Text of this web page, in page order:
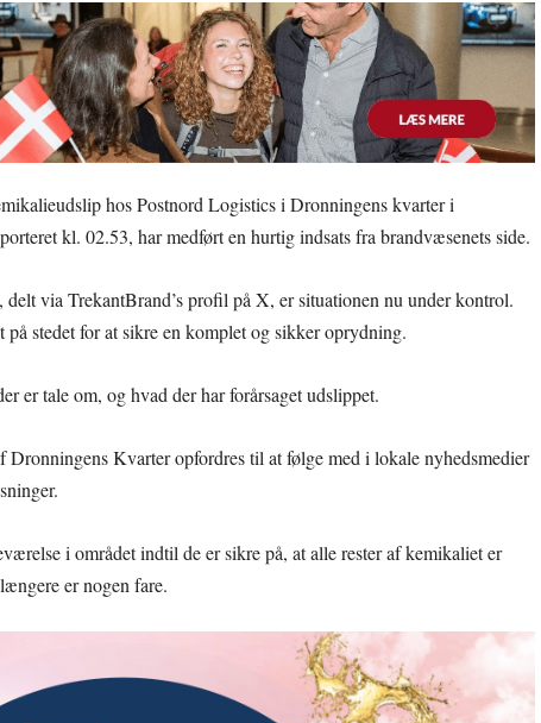
hos Postnord Logistics i Dronningens kvarter i
kl. 02.53, har medført en hurtig indsats fra brandvæsenets side.
via TrekantBrand’s profil på X, er situationen nu under kontrol.
stedet for at sikre en komplet og sikker oprydning.
er tale om, og hvad der har forårsaget udslippet.
Kvarter opfordres til at følge med i lokale nyhedsmedier
i området indtil de er sikre på, at alle rester af kemikaliet er
er nogen fare.